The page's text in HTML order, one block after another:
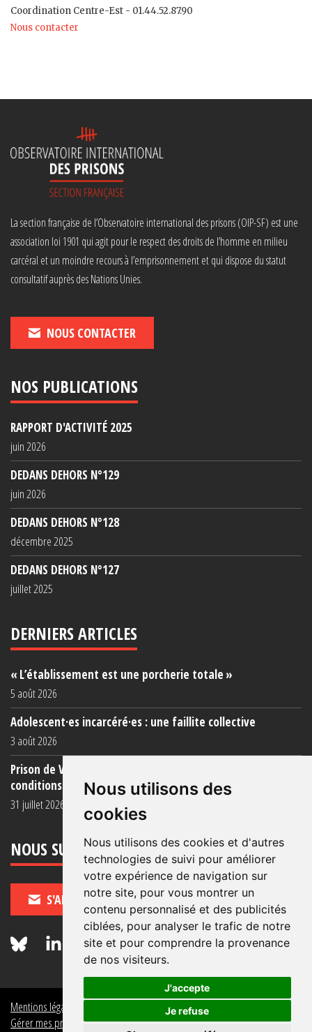
Nous utilisons des
cookies
Nous utilisons des cookies et d'autres
technologies de suivi pour améliorer
votre expérience de navigation sur
notre site, pour vous montrer un
contenu personnalisé et des publicités
ciblées, pour analyser le trafic de notre
site et pour comprendre la provenance
de nos visiteurs.
J'accepte
Je refuse
Coordination Centre-Est - 01.44.52.87.90
Nous contacter
La section française de l’Observatoire international des prisons (OIP-SF) est une
association loi 1901 qui agit pour le respect des droits de l’homme en milieu
carcéral et un moindre recours à l’emprisonnement et qui dispose du statut
consultatif auprès des Nations Unies.
NOUS CONTACTER
NOS PUBLICATIONS
RAPPORT D'ACTIVITÉ 2025
juin 2026
DEDANS DEHORS N°129
juin 2026
DEDANS DEHORS N°128
décembre 2025
DEDANS DEHORS N°127
juillet 2025
DERNIERS ARTICLES
« L’établissement est une porcherie totale »
5 août 2026
Adolescent·es incarcéré·es : une faillite collective
3 août 2026
Prison de Vendin-le-Vieil : témoignage de familles sur les
conditions (...)
31 juillet 2026
NOUS SUIVRE
S'ABONNER
Mentions légales
Politique de données personnelles
Gérer mes préférences de données personnelles